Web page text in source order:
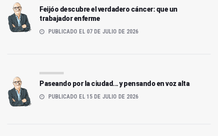
Feijóo descubre el verdadero cáncer: que un
trabajador enferme
PUBLICADO EL 07 DE JULIO DE 2026
Paseando por la ciudad... y pensando en voz alta
PUBLICADO EL 15 DE JULIO DE 2026